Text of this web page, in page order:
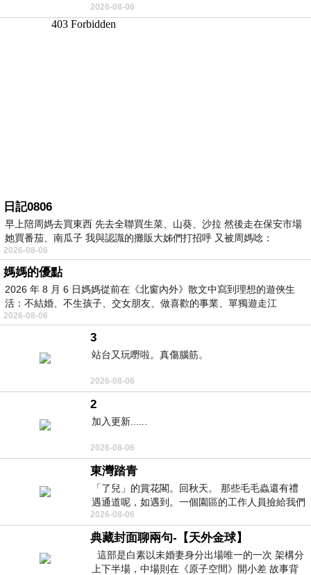
中，以沈靜的藍色空間為背景，描繪了
2026-08-06
日記0806
早上陪周媽去買東西 先去全聯買生菜、山葵、沙拉 然後走在保安市場
她買番茄、南瓜子 我與認識的攤販大姊們打招呼 又被周媽唸：
2026-08-06
媽媽的優點
2026 年 8 月 6 日媽媽從前在《北窗內外》散文中寫到理想的遊俠生
活：不結婚、不生孩子、交女朋友、做喜歡的事業、單獨遊走江
湖⋯⋯，
2026-08-06
3
站台又玩嘢啦。真傷腦筋。
2026-08-06
2
加入更新......
2026-08-06
東灣踏青
「了兒」的賞花閣。回秋天。 那些毛毛蟲還有禮
遇通道呢，如遇到。一個園區的工作人員撿給我們
細賞。
2026-08-06
典藏封面聊兩句-【天外金球】
這部是白素以未婚妻身分出場唯一的一次 架構分
上下半場，中場則在《原子空間》開小差 故事背